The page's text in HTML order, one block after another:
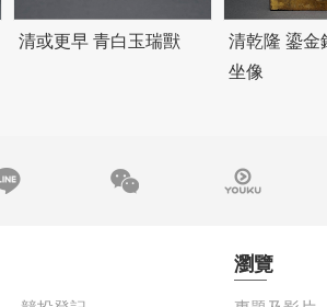
清或更早 青白玉瑞獸
清乾隆 鎏金
坐像
瀏覽